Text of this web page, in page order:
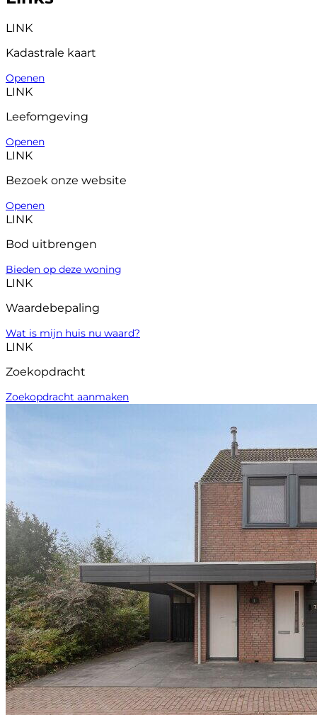
LINK
Kadastrale kaart
Openen
LINK
Leefomgeving
Openen
LINK
Bezoek onze website
Openen
LINK
Bod uitbrengen
Bieden op deze woning
LINK
Waardebepaling
Wat is mijn huis nu waard?
LINK
Zoekopdracht
Zoekopdracht aanmaken